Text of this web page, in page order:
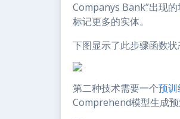
Companys Bank”出现
标记更多的实体。
下图显示了此步骤函数状
第二种技术需要一个预
Comprehend模型生成预